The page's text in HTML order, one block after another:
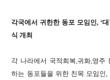
각국에서 귀한한 동포 모임인, ‘
식 개최
각 나라에서 국적회복,귀화,영주
하는 동포들을 위한 친목 모임인,